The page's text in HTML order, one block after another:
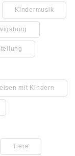
Kindermusik
mit Kindern
Tiere